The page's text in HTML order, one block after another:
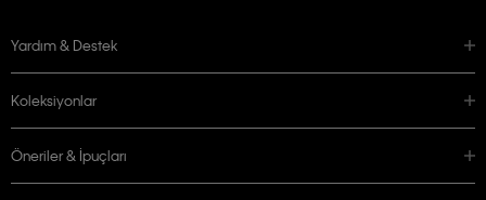
Yardım & Destek
Koleksiyonlar
Öneriler & İpuçları